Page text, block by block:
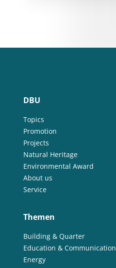
DBU
Topics
Promotion
Projects
Natural Heritage
Environmental Award
About us
Service
Themen
Building & Quarter
Education & Communication
Energy